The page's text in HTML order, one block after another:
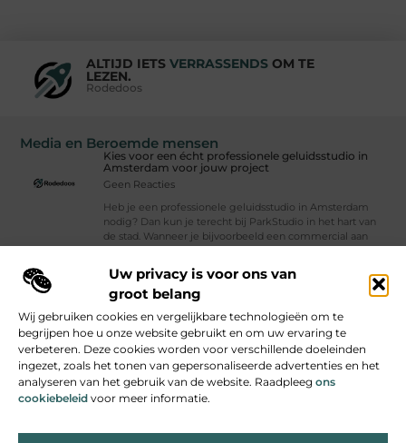
Uw privacy is voor ons van
groot belang
Wij gebruiken cookies en vergelijkbare technologieën om te
begrijpen hoe u onze website gebruikt en om uw ervaring te
verbeteren. Deze cookies worden voor verschillende doeleinden
ingezet, zoals het tonen van gepersonaliseerde advertenties en het
analyseren van het gebruik van de website. Raadpleeg ons
cookiebeleid voor meer informatie.
ALTIJD IETS VERRASSENDSOM TE
LEZEN.
Rodedoos
Media en Beroemde mensen
Kies voor een écht professionele geluidsstudio in
Amsterdam voor jouw project
Geen Reacties
Heb je een professionele geluidsstudio in Amsterdam
nodig? Dan kun je terecht bij ParkStudio in het hart van
de stad. Wanneer je bijvoorbeeld een commercial aan
Vind Ons Hier :
Beroemdheden Uit de Media Partners Over ons Ons team
Contact Auteur worden Website index